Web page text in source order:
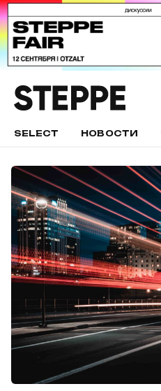
SELECT НОВОСТИ